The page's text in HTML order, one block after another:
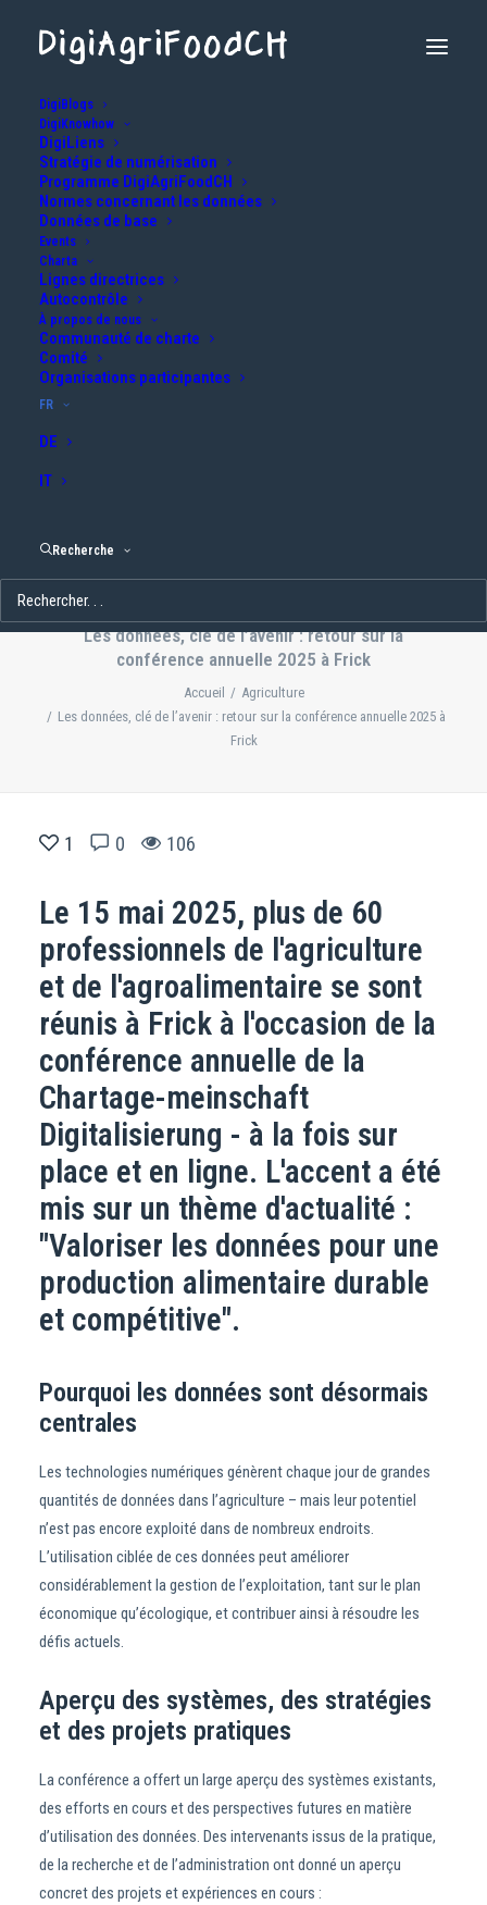
DigiBlogs
DigiKnowhow
DigiLiens
Stratégie de numérisation
Programme DigiAgriFoodCH
Normes concernant les données
Données de base
Events
Charta
Lignes directrices
Autocontrôle
À propos de nous
Communauté de charte
Comité
Organisations participantes
FR
DE
IT
Recherche
Les données, clé de l'avenir : retour
sur la conférence annuelle 2025 à Frick
16 MAI 2025 | INAGRICULTURE
Les données, clé de l’avenir : retour sur la
conférence annuelle 2025 à Frick
Accueil
Agriculture
Les données, clé de l’avenir : retour sur la conférence annuelle 2025 à
Frick
1 0 106
Le 15 mai 2025, plus de 60
professionnels de l'agriculture
et de l'agroalimentaire se sont
réunis à Frick à l'occasion de la
conférence annuelle de la
Chartage-meinschaft
Digitalisierung - à la fois sur
place et en ligne. L'accent a été
mis sur un thème d'actualité :
"Valoriser les données pour une
production alimentaire durable
et compétitive".
Pourquoi les données sont désormais
centrales
Les technologies numériques génèrent chaque jour de grandes
quantités de données dans l’agriculture – mais leur potentiel
n’est pas encore exploité dans de nombreux endroits.
L’utilisation ciblée de ces données peut améliorer
considérablement la gestion de l’exploitation, tant sur le plan
économique qu’écologique, et contribuer ainsi à résoudre les
défis actuels.
Aperçu des systèmes, des stratégies
et des projets pratiques
La conférence a offert un large aperçu des systèmes existants,
des efforts en cours et des perspectives futures en matière
d’utilisation des données. Des intervenants issus de la pratique,
de la recherche et de l’administration ont donné un aperçu
concret des projets et expériences en cours :